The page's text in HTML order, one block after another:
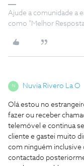
Ajude a comunidade a
como "Melhor
N Nuvia Rivero La O
Olá estou no
fazer ou receber
telemóvel e continua
cliente e gastei muito
com ninguém inclusive
contactado